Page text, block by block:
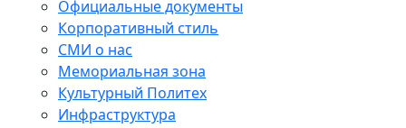
Официальные документы
Корпоративный стиль
СМИ о нас
Мемориальная зона
Культурный Политех
Инфраструктура